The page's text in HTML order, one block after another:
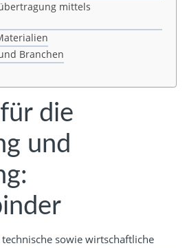
mittels
Branchen
die
und
sowie wirtschaftliche